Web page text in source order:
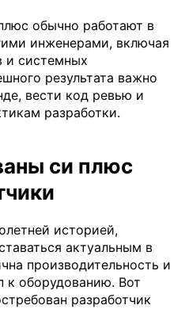
обычно работают в
инженерами, включая
и системных
результата важно
вести код ревью и
разработки.
си плюс
историей,
актуальным в
производительность и
к оборудованию. Вот
разработчик